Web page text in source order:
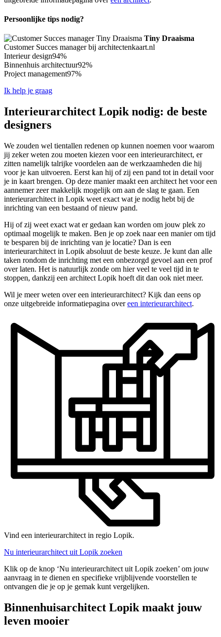
Persoonlijke tips nodig?
Tiny Draaisma
Customer Succes manager bij architectenkaart.nl
Interieur design94%
Binnenhuis architectuur92%
Project management97%
Ik help je graag
Interieurarchitect Lopik nodig: de beste
designers
We zouden wel tientallen redenen op kunnen noemen voor waarom
jij zeker weten zou moeten kiezen voor een interieurarchitect, er
zitten namelijk talrijke voordelen aan de werkzaamheden die hij
voor je kan uitvoeren. Eerst kan hij of zij een pand tot in detail voor
je in kaart brengen. Op deze manier maakt een architect het voor een
aannemer zeer makkelijk mogelijk om aan de slag te gaan. Een
interieurarchitect in Lopik weet exact wat je nodig hebt bij de
inrichting van een bestaand of nieuw pand.
Hij of zij weet exact wat er gedaan kan worden om jouw plek zo
optimaal mogelijk te maken. Ben je op zoek naar een manier om tijd
te besparen bij de inrichting van je locatie? Dan is een
interieurarchitect in Lopik absoluut de beste keuze. Je kunt dan alle
taken rondom de inrichting met een onbezorgd gevoel aan een prof
over laten. Het is natuurlijk zonde om hier veel te veel tijd in te
stoppen, dankzij een architect Lopik hoeft dit dan ook niet meer.
Wil je meer weten over een interieurarchitect? Kijk dan eens op
onze uitgebreide informatiepagina overeen interieurarchitect.
Vind een interieurarchitect in regio Lopik.
Nu interieurarchitect uit Lopik zoeken
Klik op de knop ‘Nu interieurarchitect uit Lopik zoeken’ om jouw
aanvraag in te dienen en specifieke vrijblijvende voorstellen te
ontvangen die je op je gemak kunt vergelijken.
Binnenhuisarchitect Lopik maakt jouw
leven mooier